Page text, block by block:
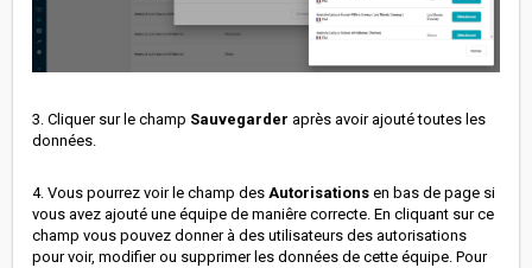
3. Cliquer sur le champ Sauvegarder après avoir ajouté toutes les
données.
4. Vous pourrez voir le champ des Autorisations en bas de page si
vous avez ajouté une équipe de maniêre correcte. En cliquant sur ce
champ vous pouvez donner à des utilisateurs des autorisations
pour voir, modifier ou supprimer les données de cette équipe. Pour